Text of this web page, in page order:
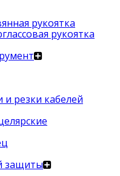
рукоятка
рукоятка
и резки кабелей
защиты